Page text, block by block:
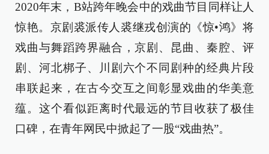
2020年末，B站跨年晚会中的戏曲节目同样让人
惊艳。京剧裘派传人裘继戎创演的《惊•鸿》将
戏曲与舞蹈跨界融合，京剧、昆曲、秦腔、评
剧、河北梆子、川剧六个不同剧种的经典片段
串联起来，在古今交互之间彰显戏曲的华美意
蕴。这个看似距离时代最远的节目收获了极佳
口碑，在青年网民中掀起了一股“戏曲热”。